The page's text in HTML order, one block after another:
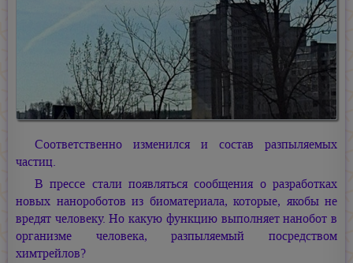
Соответственно изменился и состав разпыляемых
частиц.
В прессе стали появляться сообщения о разработках
новых нанороботов из биоматериала, которые, якобы не
вредят человеку. Но какую функцию выполняет нанобот в
организме человека, разпыляемый посредством
химтрейлов?